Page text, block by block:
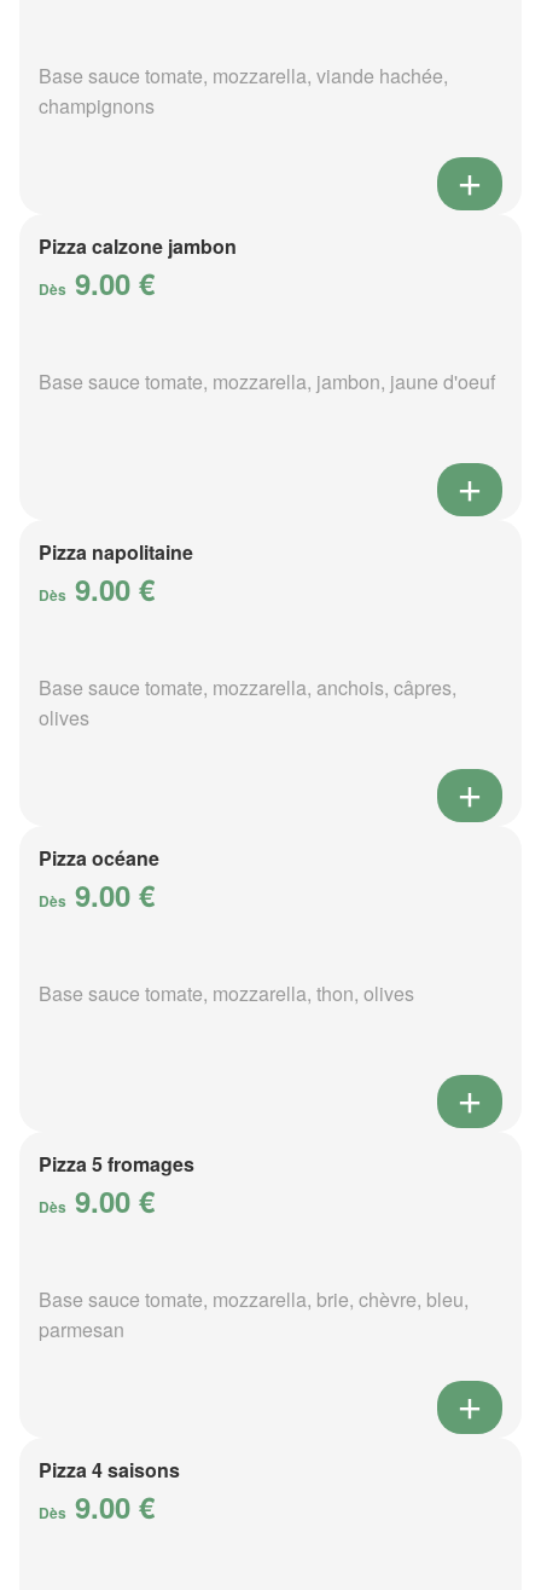
Base sauce tomate, mozzarella, viande hachée,
champignons
Pizza calzone jambon
Dès 9.00 €
Base sauce tomate, mozzarella, jambon, jaune d'oeuf
Pizza napolitaine
Dès 9.00 €
Base sauce tomate, mozzarella, anchois, câpres,
olives
Pizza océane
Dès 9.00 €
Base sauce tomate, mozzarella, thon, olives
Pizza 5 fromages
Dès 9.00 €
Base sauce tomate, mozzarella, brie, chèvre, bleu,
parmesan
Pizza 4 saisons
Dès 9.00 €